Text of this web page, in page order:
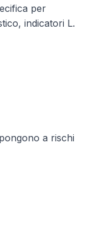
per
indicatori L.
a rischi